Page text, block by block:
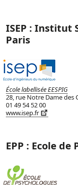
ISEP : Institut
Paris
École labellisée EESPIG
28, rue Notre Dame des
01 49 54 52 00
www.isep.fr
EPP : Ecole